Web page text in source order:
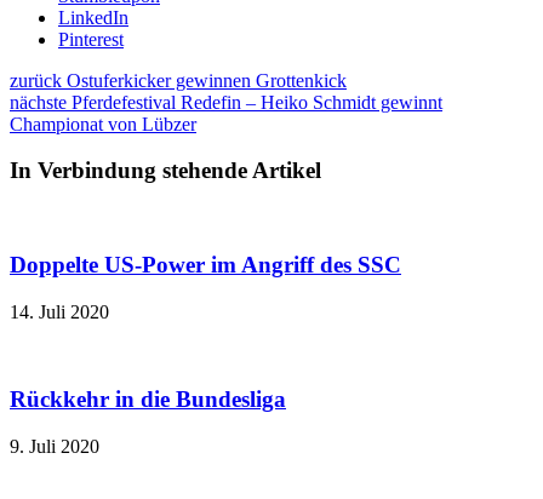
LinkedIn
Pinterest
zurück Ostuferkicker gewinnen Grottenkick
nächste Pferdefestival Redefin – Heiko Schmidt gewinnt
Championat von Lübzer
In Verbindung stehende Artikel
Doppelte US-Power im Angriff des SSC
14. Juli 2020
Rückkehr in die Bundesliga
9. Juli 2020